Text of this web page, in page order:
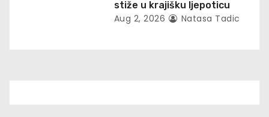
stiže u krajišku ljepoticu
Aug 2, 2026 Natasa Tadic